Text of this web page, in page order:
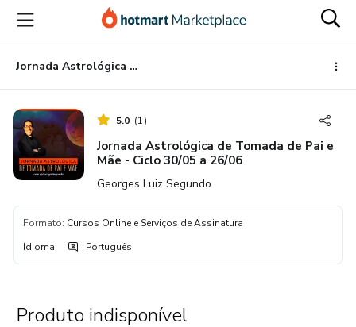
para
conteúdo
principal
para
pagamento
para
rodapé
Jornada Astrológica de Tomada de Pai e Mãe - Ciclo 30/05 a 26/06
5.0 (1)
Jornada Astrológica de Tomada de Pai e
Mãe - Ciclo 30/05 a 26/06
Georges Luiz Segundo
Formato: Cursos Online e Serviços de Assinatura
Idioma: Português
Produto indisponível